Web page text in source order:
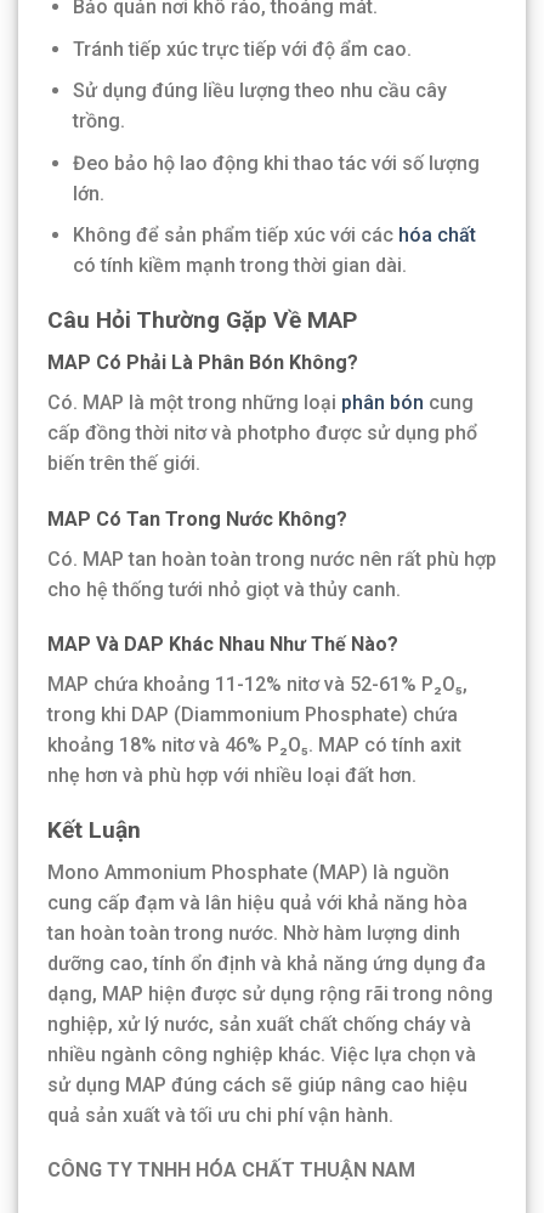
Bảo quản nơi khô ráo, thoáng mát.
Tránh tiếp xúc trực tiếp với độ ẩm cao.
Sử dụng đúng liều lượng theo nhu cầu cây
trồng.
Đeo bảo hộ lao động khi thao tác với số lượng
lớn.
Không để sản phẩm tiếp xúc với các hóa chất
có tính kiềm mạnh trong thời gian dài.
Câu Hỏi Thường Gặp Về MAP
MAP Có Phải Là Phân Bón Không?
Có. MAP là một trong những loại phân bón cung
cấp đồng thời nitơ và photpho được sử dụng phổ
biến trên thế giới.
MAP Có Tan Trong Nước Không?
Có. MAP tan hoàn toàn trong nước nên rất phù hợp
cho hệ thống tưới nhỏ giọt và thủy canh.
MAP Và DAP Khác Nhau Như Thế Nào?
MAP chứa khoảng 11-12% nitơ và 52-61% P₂O₅,
trong khi DAP (Diammonium Phosphate) chứa
khoảng 18% nitơ và 46% P₂O₅. MAP có tính axit
nhẹ hơn và phù hợp với nhiều loại đất hơn.
Kết Luận
Mono Ammonium Phosphate (MAP) là nguồn
cung cấp đạm và lân hiệu quả với khả năng hòa
tan hoàn toàn trong nước. Nhờ hàm lượng dinh
dưỡng cao, tính ổn định và khả năng ứng dụng đa
dạng, MAP hiện được sử dụng rộng rãi trong nông
nghiệp, xử lý nước, sản xuất chất chống cháy và
nhiều ngành công nghiệp khác. Việc lựa chọn và
sử dụng MAP đúng cách sẽ giúp nâng cao hiệu
quả sản xuất và tối ưu chi phí vận hành.
CÔNG TY TNHH HÓA CHẤT THUẬN NAM